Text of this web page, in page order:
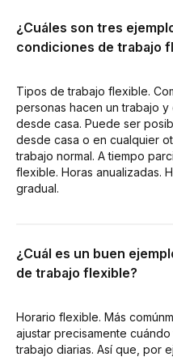
¿Cuáles son tres
condiciones de trabajo
Tipos de trabajo flexible.
personas hacen un trabajo
desde casa. Puede ser
desde casa o en cualquier
trabajo normal. A tiempo
flexible. Horas anualizadas.
gradual.
¿Cuál es un buen
de trabajo flexible?
Horario flexible. Más
ajustar precisamente
trabajo diarias. Así que, por